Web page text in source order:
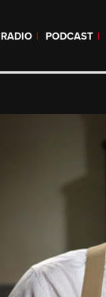
RADIO PODCAST